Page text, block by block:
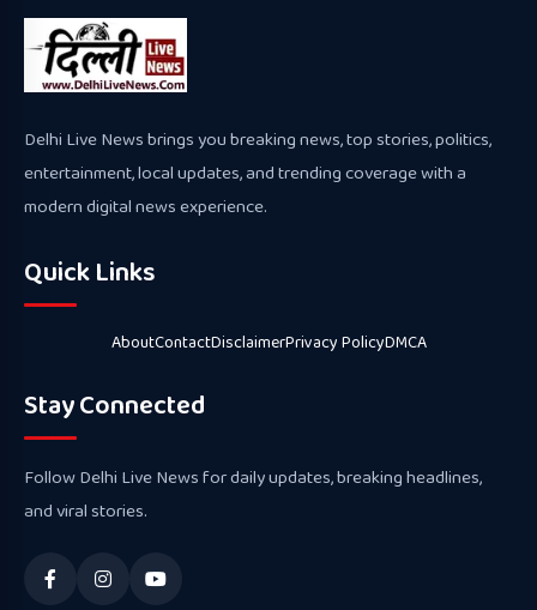
Delhi Live News brings you breaking news, top stories, politics,
entertainment, local updates, and trending coverage with a
modern digital news experience.
Quick Links
AboutContactDisclaimerPrivacy PolicyDMCA
Stay Connected
Follow Delhi Live News for daily updates, breaking headlines,
and viral stories.